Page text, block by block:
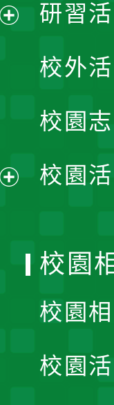
單
研習
校外
校園
校園
校園
校園
校園